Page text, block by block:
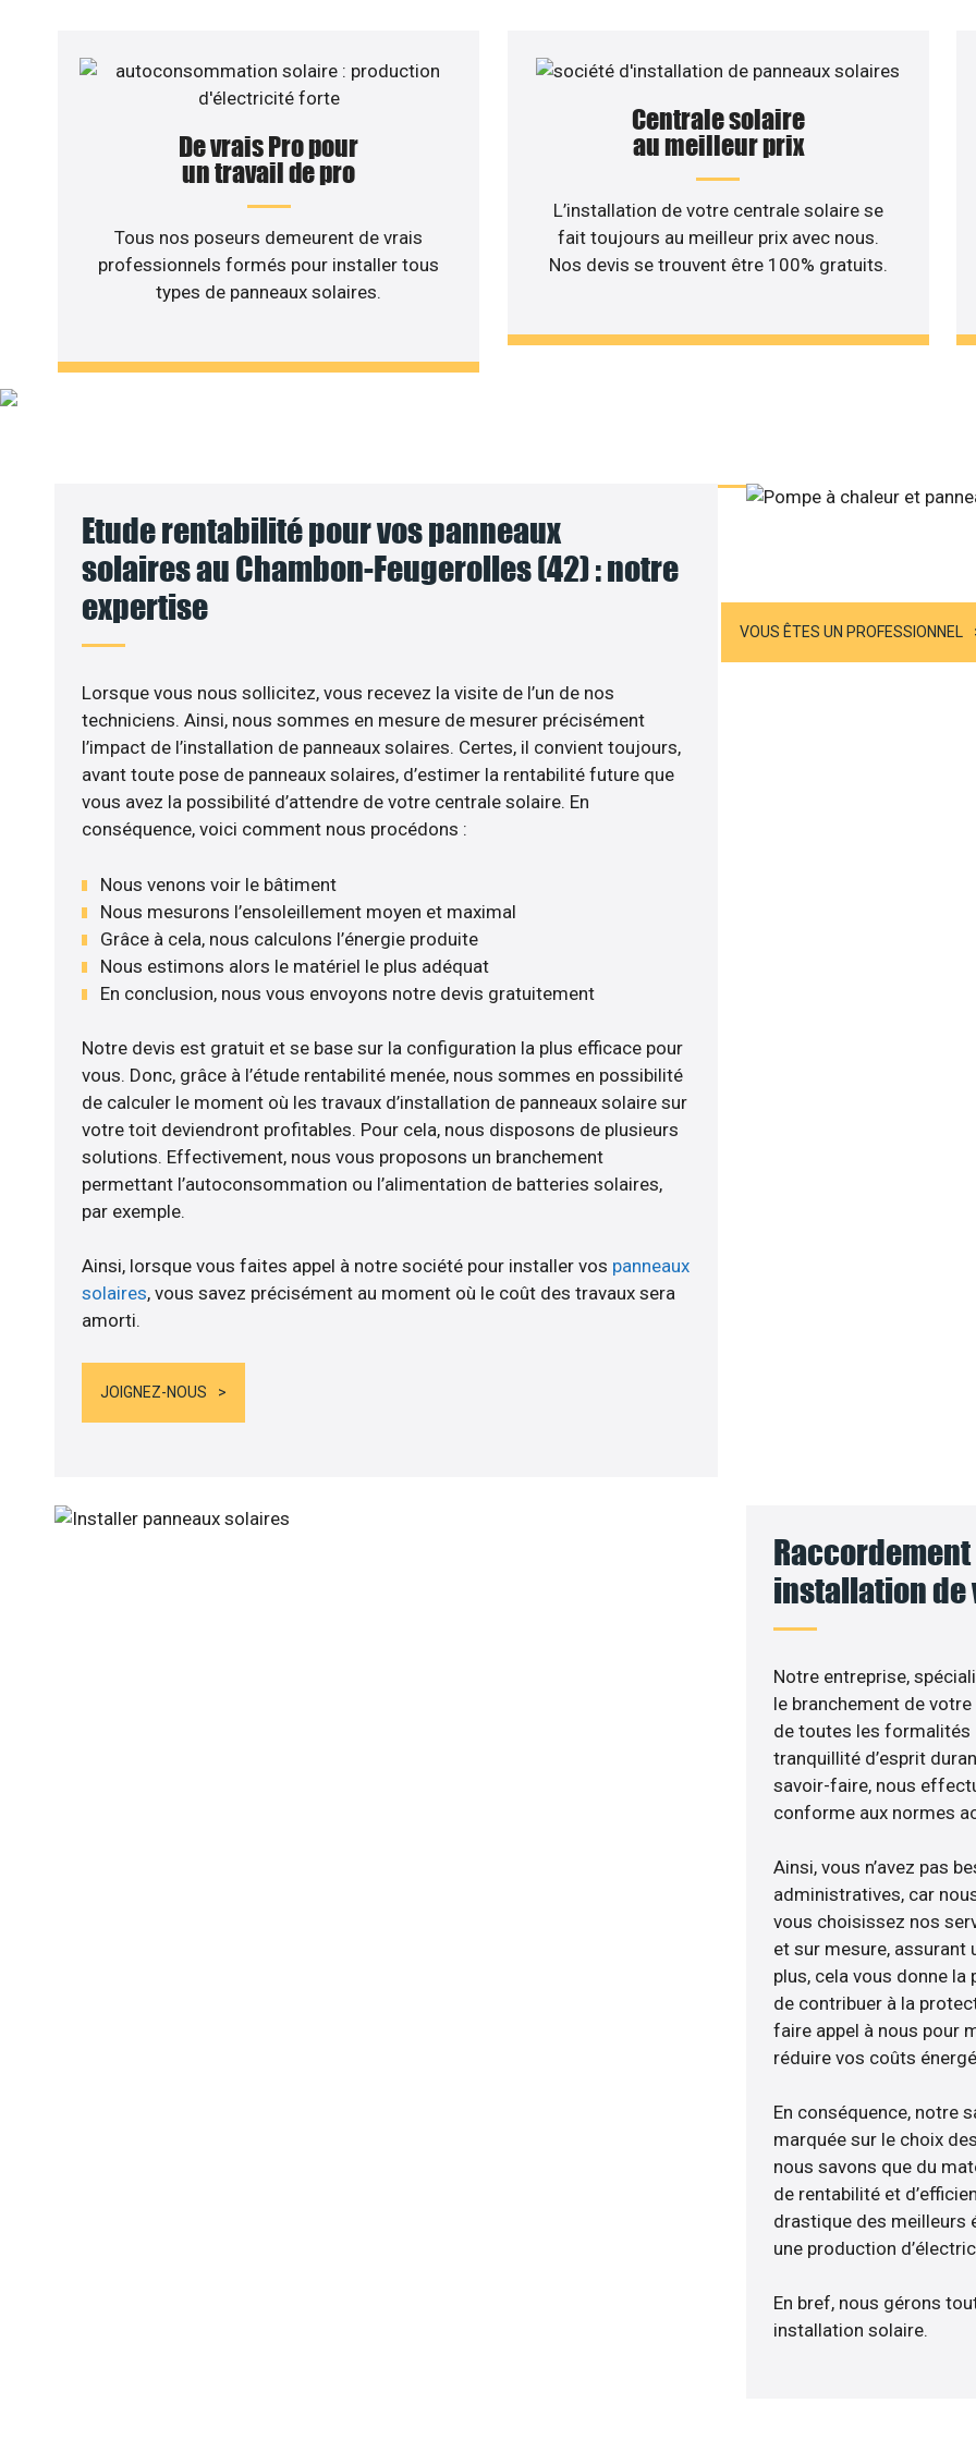
De vrais Pro pour
un travail de pro
Tous nos poseurs demeurent de vrais
professionnels formés pour installer tous
types de panneaux solaires.
Centrale solaire
au meilleur prix
L’installation de votre centrale solaire se
fait toujours au meilleur prix avec nous.
Nos devis se trouvent être 100% gratuits.
VOUS ÊTES UN PROFESSIONNEL
Etude rentabilité pour vos panneaux
solaires au Chambon-Feugerolles (42) : notre
expertise
Lorsque vous nous sollicitez, vous recevez la visite de l’un de nos
techniciens. Ainsi, nous sommes en mesure de mesurer précisément
l’impact de l’installation de panneaux solaires. Certes, il convient toujours,
avant toute pose de panneaux solaires, d’estimer la rentabilité future que
vous avez la possibilité d’attendre de votre centrale solaire. En
conséquence, voici comment nous procédons :
Nous venons voir le bâtiment
Nous mesurons l’ensoleillement moyen et maximal
Grâce à cela, nous calculons l’énergie produite
Nous estimons alors le matériel le plus adéquat
En conclusion, nous vous envoyons notre devis gratuitement
Notre devis est gratuit et se base sur la configuration la plus efficace pour
vous. Donc, grâce à l’étude rentabilité menée, nous sommes en possibilité
de calculer le moment où les travaux d’installation de panneaux solaire sur
votre toit deviendront profitables. Pour cela, nous disposons de plusieurs
solutions. Effectivement, nous vous proposons un branchement
permettant l’autoconsommation ou l’alimentation de batteries solaires,
par exemple.
Ainsi, lorsque vous faites appel à notre société pour installer vos panneaux
solaires, vous savez précisément au moment où le coût des travaux sera
amorti.
JOIGNEZ-NOUS
installation de
Notre entreprise,
le branchement de
de toutes les formalités
tranquillité d’esprit
savoir-faire, nous
conforme aux normes
Ainsi, vous n’avez pas
administratives, car
vous choisissez nos
et sur mesure, assurant
plus, cela vous donne
de contribuer à la
faire appel à nous pour
réduire vos coûts
En conséquence, notre
marquée sur le choix
nous savons que du
de rentabilité et
drastique des meilleurs
une production
En bref, nous gérons
installation solaire.